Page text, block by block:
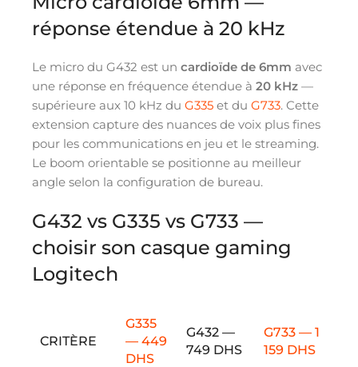
réponse étendue à 20 kHz
Le micro du G432 est un cardioïde de 6mm avec
une réponse en fréquence étendue à 20 kHz —
supérieure aux 10 kHz du G335 et du G733. Cette
extension capture des nuances de voix plus fines
pour les communications en jeu et le streaming.
Le boom orientable se positionne au meilleur
angle selon la configuration de bureau.
G432 vs G335 vs G733 —
choisir son casque gaming
Logitech
CRITÈRE
G335
— 449
DHS
G432 —
749 DHS
G733 — 1
159 DHS